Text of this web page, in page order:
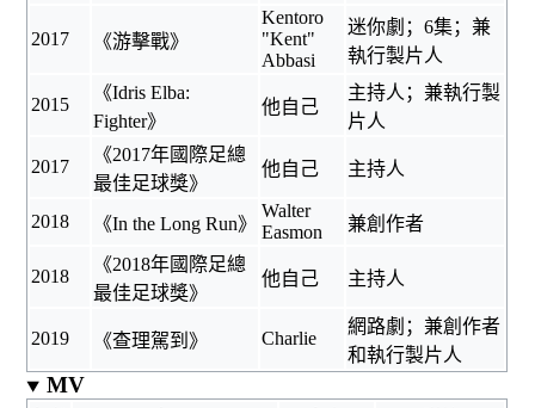
2017 《游擊戰》
Kentoro
"Kent"
Abbasi
迷你劇；6集；兼
執行製片人
2015
《Idris Elba:
Fighter》
他自己
主持人；兼執行製
片人
2017
《2017年國際足總
最佳足球獎》
他自己 主持人
2018 《In the Long Run》
Walter
Easmon
兼創作者
2018
《2018年國際足總
最佳足球獎》
他自己 主持人
2019 《查理駕到 》 Charlie
網路劇；兼創作者
和執行製片人
MV